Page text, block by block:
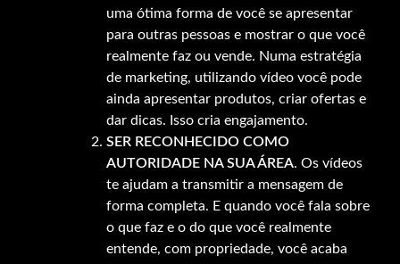
uma ótima forma de você se apresentar
para outras pessoas e mostrar o que você
realmente faz ou vende. Numa estratégia
de marketing, utilizando vídeo você pode
ainda apresentar produtos, criar ofertas e
dar dicas. Isso cria engajamento.
SER RECONHECIDO COMO
AUTORIDADE NA SUA ÁREA. Os vídeos
te ajudam a transmitir a mensagem de
forma completa. E quando você fala sobre
o que faz e o do que você realmente
entende, com propriedade, você acaba